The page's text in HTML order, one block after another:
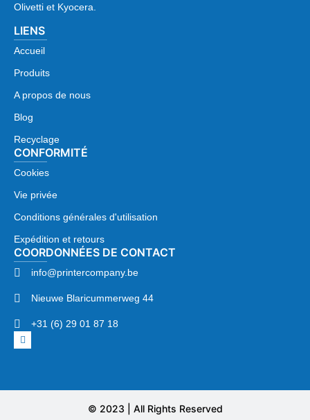
Olivetti et Kyocera.
LIENS
Accueil
Produits
A propos de nous
Blog
Recyclage
CONFORMITÉ
Cookies
Vie privée
Conditions générales d'utilisation
Expédition et retours
COORDONNÉES DE CONTACT
info@printercompany.be
Nieuwe Blaricummerweg 44
+31 (6) 29 01 87 18
© 2023 | All Rights Reserved